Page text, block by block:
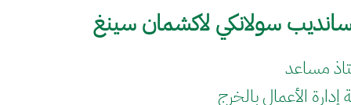
سولانكي لاكشمان سينغ
مساعد
إدارة الأعمال بالخرج